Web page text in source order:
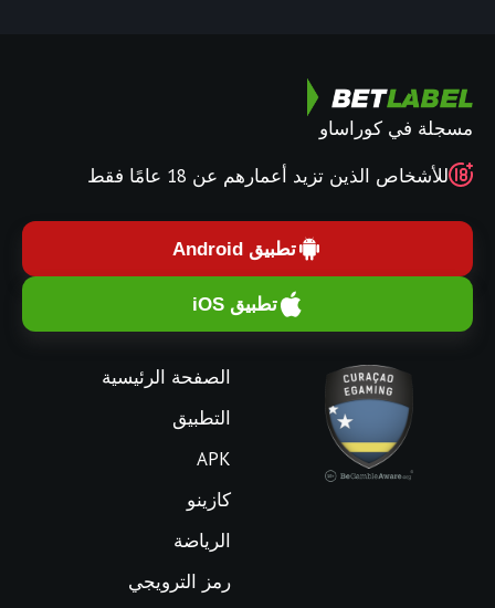
مسجلة في كوراساو
للأشخاص الذين تزيد أعمارهم عن 18 عامًا فقط
تطبيق Android
تطبيق iOS
الصفحة الرئيسية
التطبيق
APK
كازينو
الرياضة
رمز الترويجي